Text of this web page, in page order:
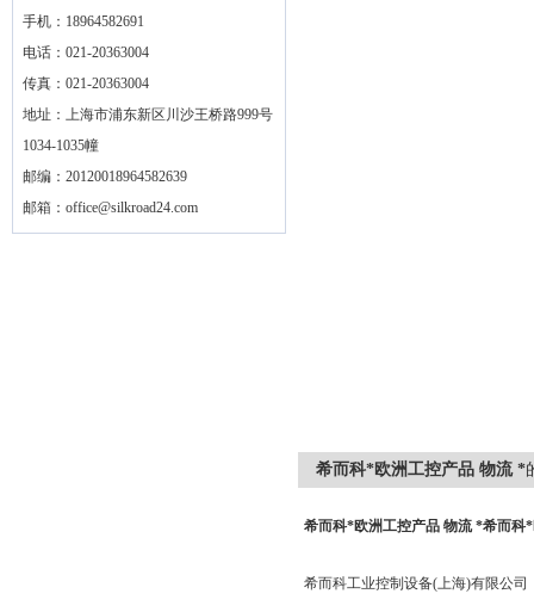
手机：18964582691
电话：021-20363004
传真：021-20363004
地址：上海市浦东新区川沙王桥路999号
1034-1035幢
邮编：20120018964582639
邮箱： office@silkroad24.com
希而科*欧洲工控产品 物流 *
希而科*欧洲工控产品 物流 *希而科
希而科工业控制设备(上海)有限公司